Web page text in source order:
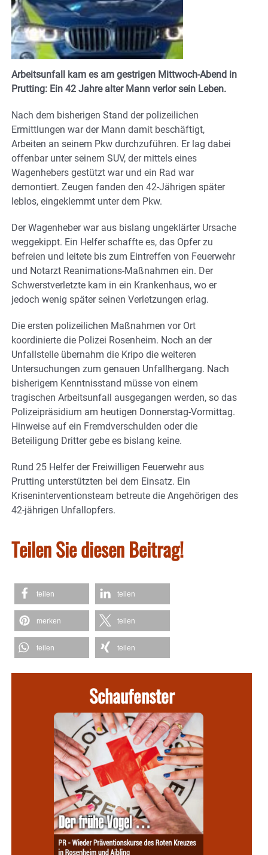
Arbeitsunfall kam es am gestrigen Mittwoch-Abend in
Prutting: Ein 42 Jahre alter Mann verlor sein Leben.
Nach dem bisherigen Stand der polizeilichen
Ermittlungen war der Mann damit beschäftigt,
Arbeiten an seinem Pkw durchzuführen. Er lag dabei
offenbar unter seinem SUV, der mittels eines
Wagenhebers gestützt war und ein Rad war
demontiert. Zeugen fanden den 42-Jährigen später
leblos, eingeklemmt unter dem Pkw.
Der Wagenheber war aus bislang ungeklärter Ursache
weggekippt. Ein Helfer schaffte es, das Opfer zu
befreien und leitete bis zum Eintreffen von Feuerwehr
und Notarzt Reanimations-Maßnahmen ein. Der
Schwerstverletzte kam in ein Krankenhaus, wo er
jedoch wenig später seinen Verletzungen erlag.
Die ersten polizeilichen Maßnahmen vor Ort
koordinierte die Polizei Rosenheim. Noch an der
Unfallstelle übernahm die Kripo die weiteren
Untersuchungen zum genauen Unfallhergang. Nach
bisherigem Kenntnisstand müsse von einem
tragischen Arbeitsunfall ausgegangen werden, so das
Polizeipräsidium am heutigen Donnerstag-Vormittag.
Hinweise auf ein Fremdverschulden oder die
Beteiligung Dritter gebe es bislang keine.
Rund 25 Helfer der Freiwilligen Feuerwehr aus
Prutting unterstützten bei dem Einsatz. Ein
Kriseninterventionsteam betreute die Angehörigen des
42-jährigen Unfallopfers.
Teilen Sie diesen Beitrag!
teilen teilen
merken teilen
teilen teilen
Schaufenster